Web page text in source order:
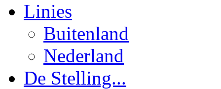
Linies
Buitenland
Nederland
De Stelling...